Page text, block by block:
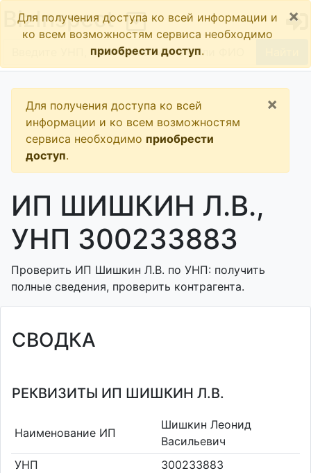
BizInspect
Для получения доступа ко всей информации и
ко всем возможностям сервиса необходимо
приобрести доступ.
×
Для получения доступа ко всей
информации и ко всем возможностям
сервиса необходимо приобрести
доступ.
×
ИП ШИШКИН Л.В.,
УНП 300233883
Проверить ИП Шишкин Л.В. по УНП: получить
полные сведения, проверить контрагента.
СВОДКА
РЕКВИЗИТЫ ИП ШИШКИН Л.В.
Наименование ИП
Шишкин Леонид
Васильевич
УНП
300233883